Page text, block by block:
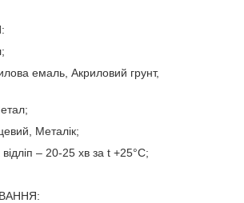
емаль, Акриловий грунт,
Металік;
– 20-25 хв за t +25°С;